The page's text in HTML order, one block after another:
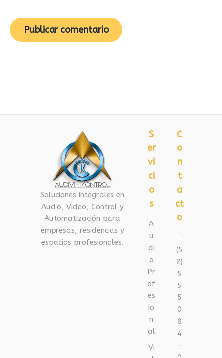
Soluciones integrales en
Audio, Video, Control y
Automatización para
empresas, residencias y
espacios profesionales.
S
er
vi
ci
o
s
A
u
di
o
Pr
of
es
io
n
al
Vi
C
o
n
t
a
ct
o
(5
2)
5
5
5
0
8
4
-